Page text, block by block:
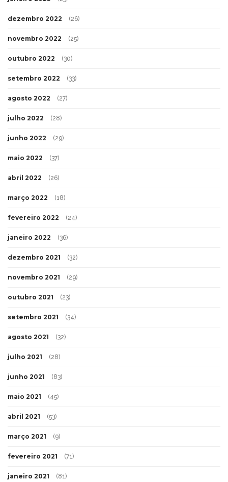
dezembro 2022 (26)
novembro 2022 (25)
outubro 2022 (30)
setembro 2022 (33)
agosto 2022 (27)
julho 2022 (28)
junho 2022 (29)
maio 2022 (37)
abril 2022 (26)
março 2022 (18)
fevereiro 2022 (24)
janeiro 2022 (36)
dezembro 2021 (32)
novembro 2021 (29)
outubro 2021 (23)
setembro 2021 (34)
agosto 2021 (32)
julho 2021 (28)
junho 2021 (83)
maio 2021 (45)
abril 2021 (53)
março 2021 (9)
fevereiro 2021 (71)
janeiro 2021 (81)